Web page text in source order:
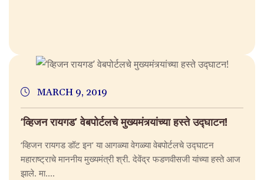
MARCH 9, 2019
‘व्हिजन रायगड’ वेबपोर्टलचे मुख्यमंत्र्यांच्या हस्ते उद्घाटन!
‘व्हिजन रायगड डॉट इन’ या आगळ्या वेगळ्या वेबपोर्टलचे उद्घाटन
महाराष्ट्राचे माननीय मुख्यमंत्री श्री. देवेंद्र फडणवीसजी यांच्या हस्ते आज
झाले. मा....